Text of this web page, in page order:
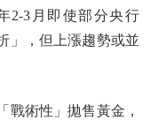
2-3月即使部分央行
」，但上漲趨勢或並
術性」拋售黃金，